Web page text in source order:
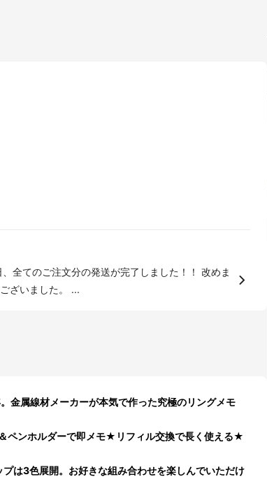
ざいました。 ...
金属線材メーカーが本気で作った究極のリングメモ
ペンホルダーで即メモ★リフィル交換で長く使える★
は3色展開。お好きな組み合わせを楽しんでいただけ